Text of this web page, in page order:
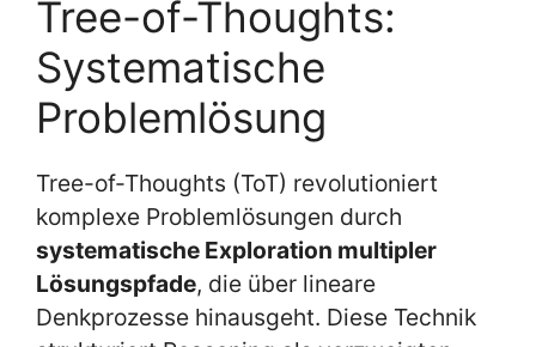
Tree-of-Thoughts:
Systematische
Problemlösung
Tree-of-Thoughts (ToT) revolutioniert
komplexe Problemlösungen durch
systematische Exploration multipler
Lösungspfade, die über lineare
Denkprozesse hinausgeht. Diese Technik